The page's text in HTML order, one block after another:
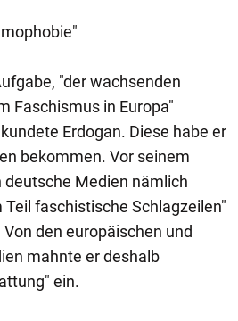
"der wachsenden
Faschismus in Europa"
Erdogan. Diese habe er
bekommen. Vor seinem
deutsche Medien nämlich
faschistische Schlagzeilen"
den europäischen und
mahnte er deshalb
ein.